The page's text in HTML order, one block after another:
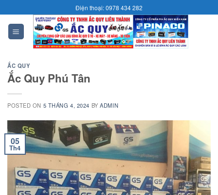
to
content
Điện thoại: 0978 434 282
ẮC QUY
Ắc Quy Phú Tân
POSTED ON 5 THÁNG 4, 2024 BYADMIN
05
Th4